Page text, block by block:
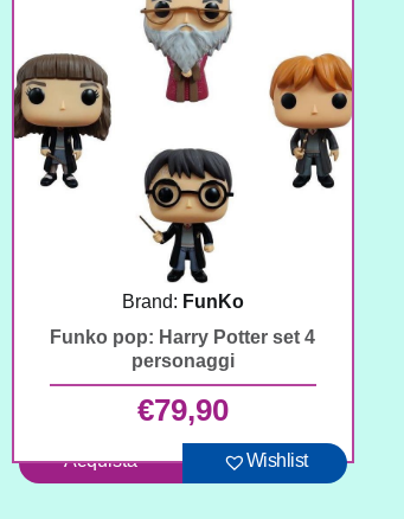
Brand: FunKo
Funko pop: Harry Potter set 4
personaggi
€79,90
Acquista Wishlist